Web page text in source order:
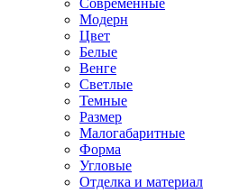
Современные
Модерн
Цвет
Белые
Венге
Светлые
Темные
Размер
Малогабаритные
Форма
Угловые
Отделка и материал